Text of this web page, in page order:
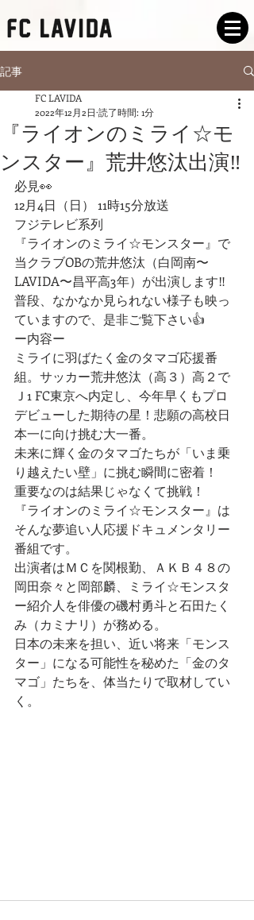
記事
『ライオンのミライ☆モ
ンスター』荒井悠汰出演‼️
FC LAVIDA
2022年12月2日 読了時間: 1分
必見👀
12月4日（日） 11時15分放送
フジテレビ系列
『ライオンのミライ☆モンスター』で
当クラブOBの荒井悠汰（白岡南〜
LAVIDA〜昌平高3年）が出演します‼️
普段、なかなか見られない様子も映っ
ていますので、是非ご覧下さい👍
ー内容ー
ミライに羽ばたく金のタマゴ応援番
組。サッカー荒井悠汰（高３）高２で
Ｊ1 FC東京へ内定し、今年早くもプロ
デビューした期待の星！悲願の高校日
本一に向け挑む大一番。
未来に輝く金のタマゴたちが「いま乗
り越えたい壁」に挑む瞬間に密着！
重要なのは結果じゃなくて挑戦！
『ライオンのミライ☆モンスター』は
そんな夢追い人応援ドキュメンタリー
番組です。
出演者はＭＣを関根勤、ＡＫＢ４８の
岡田奈々と岡部麟、ミライ☆モンスタ
ー紹介人を俳優の磯村勇斗と石田たく
み（カミナリ）が務める。
日本の未来を担い、近い将来「モンス
ター」になる可能性を秘めた「金のタ
マゴ」たちを、体当たりで取材してい
く。